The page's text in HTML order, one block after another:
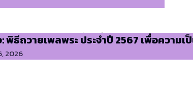
พิธีถวายเพลพระ ประจำปี 2567 เพื่อความ
2026